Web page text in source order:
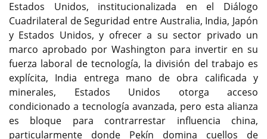
Estados Unidos, institucionalizada en el Diálogo
Cuadrilateral de Seguridad entre Australia, India, Japón
y Estados Unidos, y ofrecer a su sector privado un
marco aprobado por Washington para invertir en su
fuerza laboral de tecnología, la división del trabajo es
explícita, India entrega mano de obra calificada y
minerales, Estados Unidos otorga acceso
condicionado a tecnología avanzada, pero esta alianza
es bloque para contrarrestar influencia china,
particularmente donde Pekín domina cuellos de